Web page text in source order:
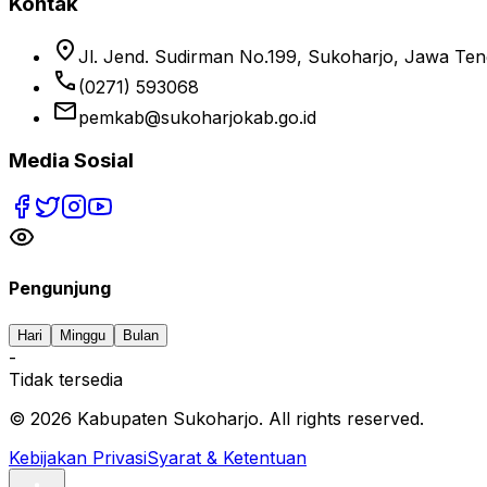
location_on Jl. Jend. Sudirman No.199, Sukoharjo, Jawa
phone (0271) 593068
emailpemkab@sukoharjokab.go.id
Media Sosial
Pengunjung
Hari Minggu Bulan
-
Tidak tersedia
© 2026 Kabupaten Sukoharjo. All rights reserved.
Kebijakan PrivasiSyarat & Ketentuan